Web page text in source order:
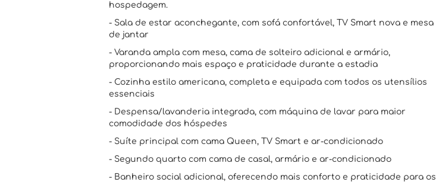
hospedagem.
- Sala de estar aconchegante, com sofá confortável, TV Smart nova e mesa
de jantar
- Varanda ampla com mesa, cama de solteiro adicional e armário,
proporcionando mais espaço e praticidade durante a estadia
- Cozinha estilo americana, completa e equipada com todos os utensílios
essenciais
- Despensa/lavanderia integrada, com máquina de lavar para maior
comodidade dos hóspedes
- Suíte principal com cama Queen, TV Smart e ar-condicionado
- Segundo quarto com cama de casal, armário e ar-condicionado
- Banheiro social adicional, oferecendo mais conforto e praticidade para os